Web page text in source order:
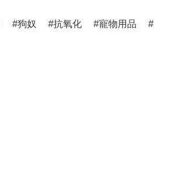
狗奴 抗氧化 寵物用品